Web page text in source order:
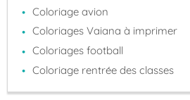
Coloriage avion
Coloriages Vaiana à imprimer
Coloriages football
Coloriage rentrée des classes